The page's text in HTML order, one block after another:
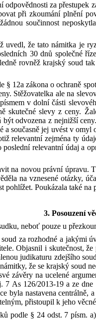
odpovědnosti za přestupek
při zkoumání plnění
součinnost
že tato námitka je
30 dnů společné
rovněž krajský soud
§ 12a zákonao ochraně
Stěžovatelka ale na
v dolní části
skutečné slevy z ceny.
být odvozena z nejnižší
a současně jej uvést v omyl
relevantní zejména ty
poslední relevantní údaja
na novou právní úpravu.
na vznesené otázky,
pohlížet. Poukázala také na
3. Posouzení
neboť pouze u
soud za rozhodnéa jakými
Objasnil i skutečnost,
judikaturu zdejšího
že se krajský soud
závěry na ucelené
7 As 126/2013‑19a ze dne
byla nastavena centrálně,a
přistoupil k jeho
podle § 24 odst. 7písm.